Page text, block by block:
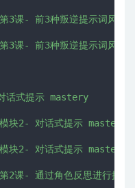
3种叛逆提示词风格【
前3种叛逆提示词风格
式提示 mastery
对话式提示
话式提示 mastery【
过角色反思进行提示